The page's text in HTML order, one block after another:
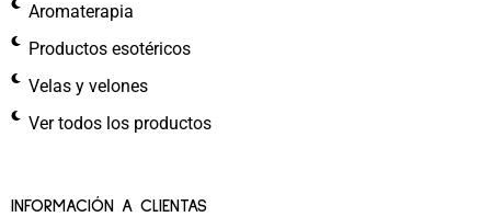
Aromaterapia
Productos esotéricos
Velas y velones
Ver todos los productos
INFORMACIÓN A CLIENTAS